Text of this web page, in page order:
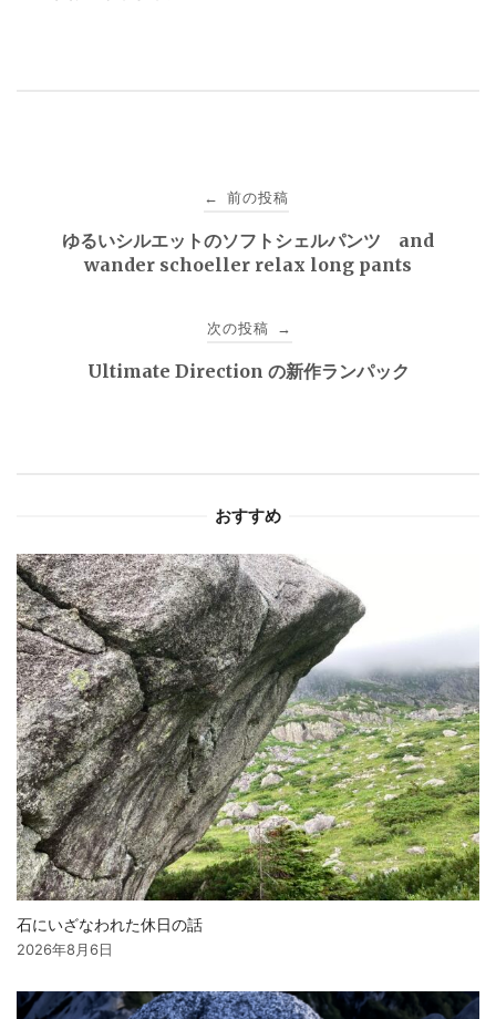
ン
← 前の投稿
ゆるいシルエットのソフトシェルパンツ and
wander schoeller relax long pants
次の投稿 →
Ultimate Direction の新作ランパック
おすすめ
石にいざなわれた休日の話
2026年8月6日